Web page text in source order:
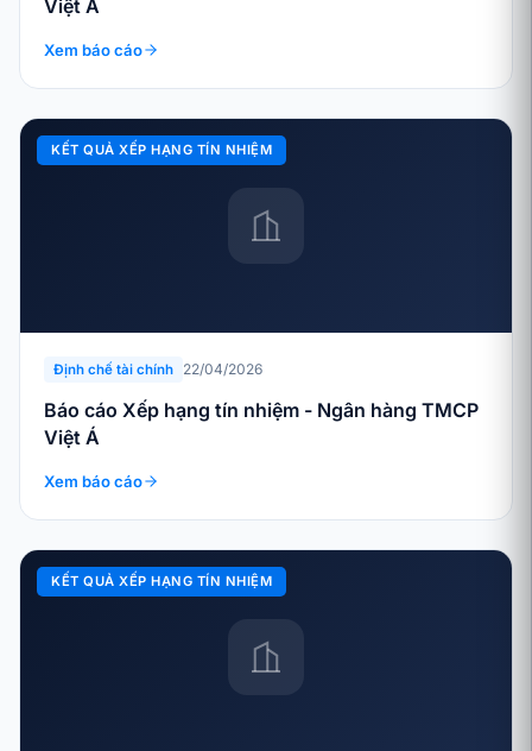
Việt Á
Xem báo cáo
KẾT QUẢ XẾP HẠNG TÍN NHIỆM
Định chế tài chính 22/04/2026
Báo cáo Xếp hạng tín nhiệm - Ngân hàng TMCP
Việt Á
Xem báo cáo
KẾT QUẢ XẾP HẠNG TÍN NHIỆM